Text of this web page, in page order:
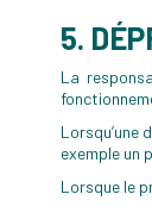
5.
La
exemple un
Lorsque le